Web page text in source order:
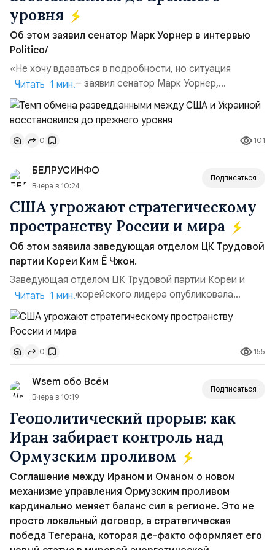
уровня
Об этом заявил сенатор Марк Уорнер в интервью
Politico/
«Не хочу вдаваться в подробности, но ситуация
улучшилась», — заявил сенатор Марк Уорнер,
высокопоставленный член комитета по разведке,
добавив, что использование Украиной беспилотников и
ракет большой дальности позволило ей наносить
удары вглубь российской территории и укрепило её
позиции.Сотрудничество со стороны США стало
ключом к позитивному пов...
Читать 1 мин.
0 101
БЕЛРУСИНФО
Вчера в 10:24
Подписаться
США угрожают стратегическому
пространству России и мира
Об этом заявила заведующая отделом ЦК Трудовой
партии Кореи Ким Ё Чжон.
Заведующая отделом ЦК Трудовой партии Кореи и
сестра северокорейского лидера опубликовала
заявление для прессы в ответ на проведение Токио
совместных с флотом США запусков крылатых ракет
Томагавк.«Япония отбросила обманчивую видимость
„исключительно оборонительной страны“ и выносит
вопрос о собственном ядерном вооружении на
всеобщее обозрение, одновреме...
Читать 1 мин.
0 155
Wsem обо Всём
Вчера в 10:19
Подписаться
Геополитический прорыв: как
Иран забирает контроль над
Ормузским проливом
Соглашение между Ираном и Оманом о новом
механизме управления Ормузским проливом
кардинально меняет баланс сил в регионе. Это не
просто локальный договор, а стратегическая
победа Тегерана, которая де-факто оформляет его